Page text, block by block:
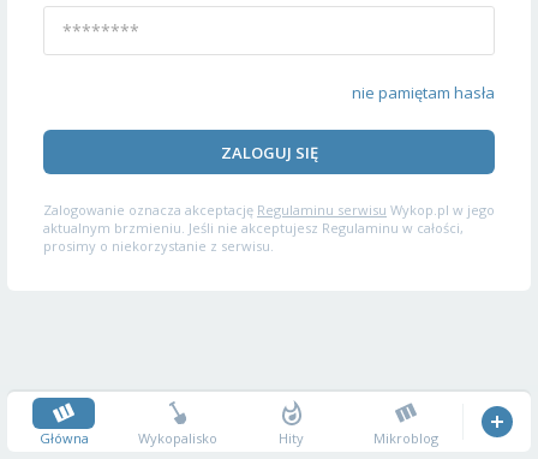
nie pamiętam hasła
ZALOGUJ SIĘ
Zalogowanie oznacza akceptację Regulaminu serwisu Wykop.pl w jego
aktualnym brzmieniu. Jeśli nie akceptujesz Regulaminu w całości,
prosimy o niekorzystanie z serwisu.
Główna Wykopalisko Hity Mikroblog